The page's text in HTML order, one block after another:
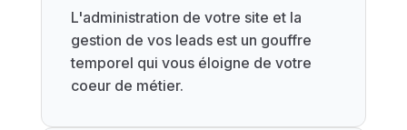
L'administration de votre site et la
gestion de vos leads est un gouffre
temporel qui vous éloigne de votre
coeur de métier.